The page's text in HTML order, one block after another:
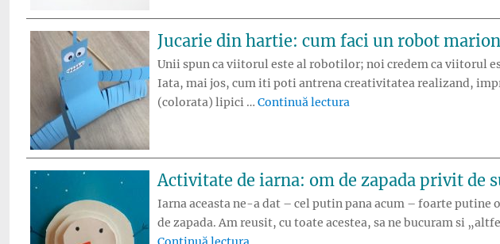
Jucarie din hartie: cum faci un robot
Unii spun ca viitorul este al robotilor; noi credem ca viitorul
Iata, mai jos, cum iti poti antrena creativitatea realizand,
(colorata) lipici … Continuă lectura
Activitate de iarna: om de zapada privit de
Iarna aceasta ne-a dat – cel putin pana acum – foarte putine
de zapada. Am reusit, cu toate acestea, sa ne bucuram si